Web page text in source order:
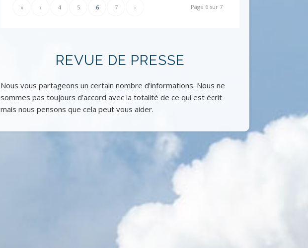
Page 6 sur 7
« ‹ 4 5 6 7 ›
REVUE DE PRESSE
Nous vous partageons un certain nombre d’informations. Nous ne
sommes pas toujours d’accord avec la totalité de ce qui est écrit
mais nous pensons que cela peut vous aider.